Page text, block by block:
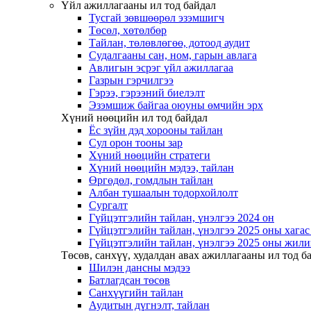
Үйл ажиллагааны ил тод байдал
Тусгай зөвшөөрөл эзэмшигч
Төсөл, хөтөлбөр
Тайлан, төлөвлөгөө, дотоод аудит
Судалгааны сан, ном, гарын авлага
Авлигын эсрэг үйл ажиллагаа
Газрын гэрчилгээ
Гэрээ, гэрээний биелэлт
Эзэмшиж байгаа оюуны өмчийн эрх
Хүний нөөцийн ил тод байдал
Ёс зүйн дэд хорооны тайлан
Сул орон тооны зар
Хүний нөөцийн стратеги
Хүний нөөцийн мэдээ, тайлан
Өргөдөл, гомдлын тайлан
Албан тушаалын тодорхойлолт
Сургалт
Гүйцэтгэлийн тайлан, үнэлгээ 2024 он
Гүйцэтгэлийн тайлан, үнэлгээ 2025 оны
Гүйцэтгэлийн тайлан, үнэлгээ 2025 оны
Төсөв, санхүү, худалдан авах ажиллагааны ил тод
Шилэн дансны мэдээ
Батлагдсан төсөв
Санхүүгийн тайлан
Аудитын дүгнэлт, тайлан